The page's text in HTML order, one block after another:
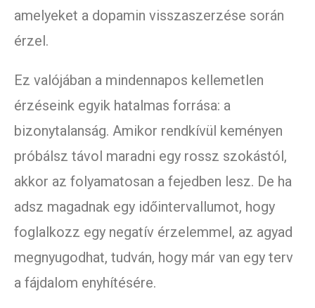
amelyeket a dopamin visszaszerzése során
érzel.
Ez valójában a mindennapos kellemetlen
érzéseink egyik hatalmas forrása: a
bizonytalanság. Amikor rendkívül keményen
próbálsz távol maradni egy rossz szokástól,
akkor az folyamatosan a fejedben lesz. De ha
adsz magadnak egy időintervallumot, hogy
foglalkozz egy negatív érzelemmel, az agyad
megnyugodhat, tudván, hogy már van egy terv
a fájdalom enyhítésére.